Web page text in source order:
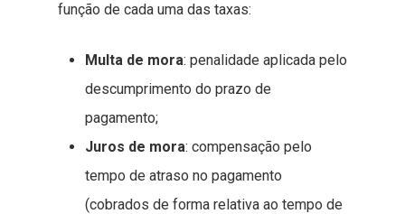
função de cada uma das taxas:
Multa de mora: penalidade aplicada pelo
descumprimento do prazo de
pagamento;
Juros de mora: compensação pelo
tempo de atraso no pagamento
(cobrados de forma relativa ao tempo de